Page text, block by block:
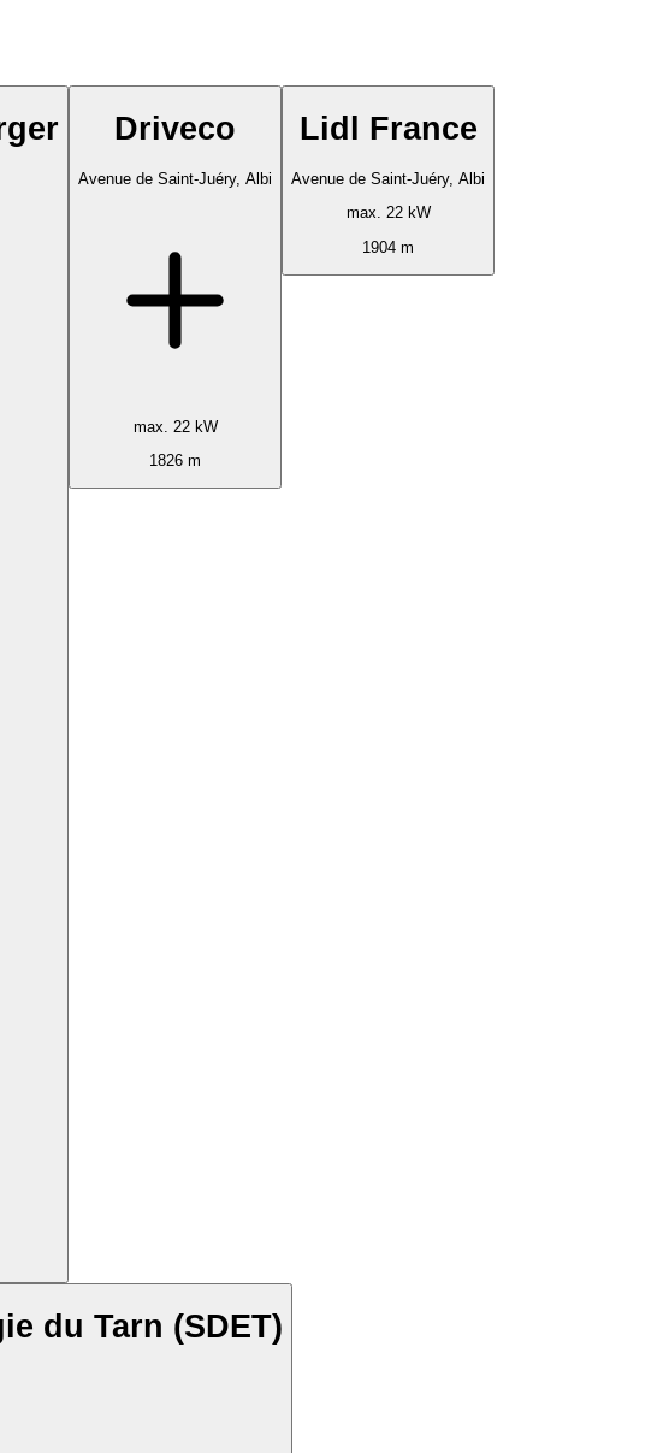
Driveco
Avenue de Saint-Juéry, Albi
max. 22 kW
1826 m
Lidl France
Avenue de Saint-Juéry, Albi
max. 22 kW
1904 m
du Tarn (SDET)